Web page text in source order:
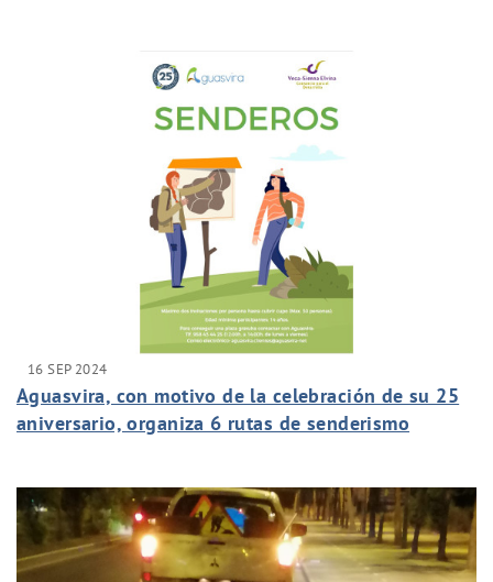
16 SEP 2024
Aguasvira, con motivo de la celebración de su 25
aniversario, organiza 6 rutas de senderismo